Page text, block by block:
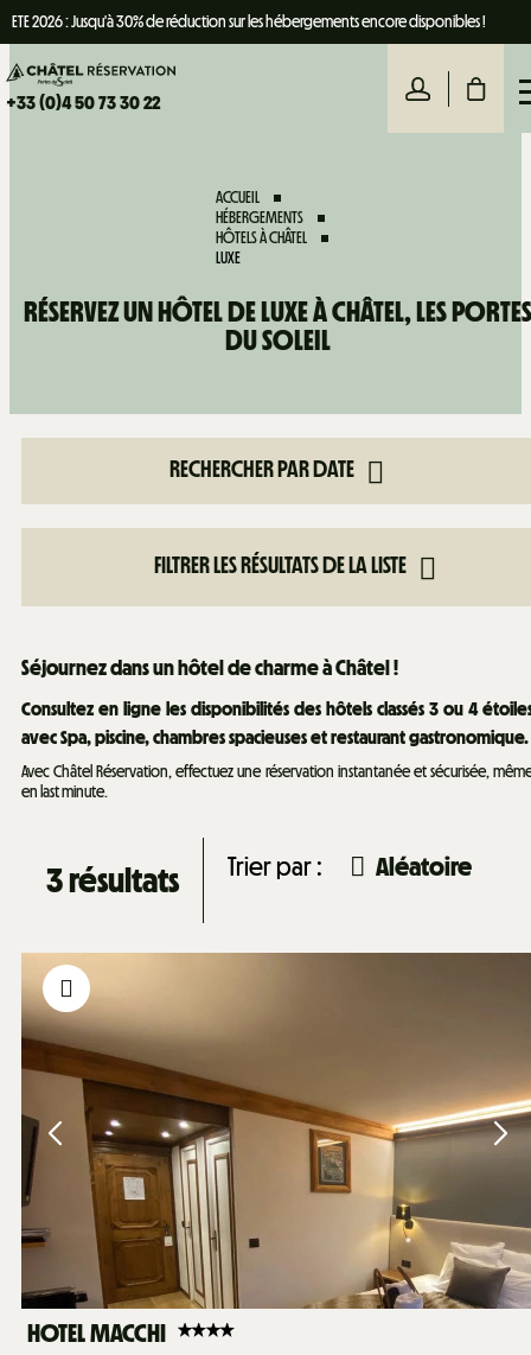
ETE 2026 : Jusqu'à 30% de réduction sur les hébergements encore disponibles !
+33 (0)4 50 73 30 22
ACCUEIL
HÉBERGEMENTS
HÔTELS À CHÂTEL
LUXE
RÉSERVEZ UN HÔTEL DE LUXE À CHÂTEL, LES PORTES
DU SOLEIL
RECHERCHER PAR DATE
FILTRER LES RÉSULTATS DE LA LISTE
Séjournez dans un hôtel de charme à Châtel !
Consultez en ligne les disponibilités des hôtels classés 3 ou 4
avec Spa, piscine, chambres spacieuses et restaurant gastronomique.
Avec Châtel Réservation, effectuez une réservation instantanée et sécurisée,
en last minute.
3résultats Trier par : Aléatoire
HOTEL MACCHI